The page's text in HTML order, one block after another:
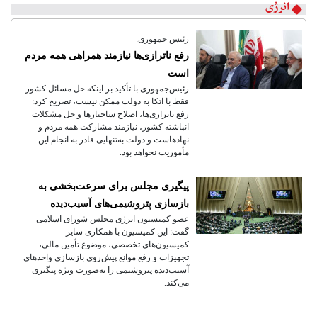
انرژی
رئیس جمهوری:
رفع ناترازی‌ها نیازمند همراهی همه مردم
است
رئیس‌جمهوری با تأکید بر اینکه حل مسائل کشور
فقط با اتکا به دولت ممکن نیست، تصریح کرد:
رفع ناترازی‌ها، اصلاح ساختارها و حل مشکلات
انباشته کشور، نیازمند مشارکت همه مردم و
نهادهاست و دولت به‌تنهایی قادر به انجام این
مأموریت نخواهد بود.
پیگیری مجلس برای سرعت‌بخشی به
بازسازی پتروشیمی‌های آسیب‌دیده
عضو کمیسیون انرژی مجلس شورای اسلامی
گفت: این کمیسیون با همکاری سایر
کمیسیون‌های تخصصی، موضوع تأمین مالی،
تجهیزات و رفع موانع پیش‌روی بازسازی واحدهای
آسیب‌دیده پتروشیمی را به‌صورت ویژه پیگیری
می‌کند.